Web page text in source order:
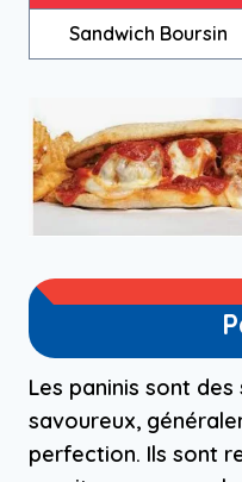
Sandwich Boursin
Les paninis sont
savoureux,
perfection. Ils sont